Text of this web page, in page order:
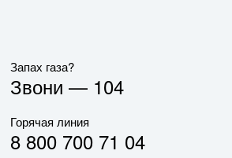
Запах газа?
Звони — 104
Горячая линия
8 800 700 71 04